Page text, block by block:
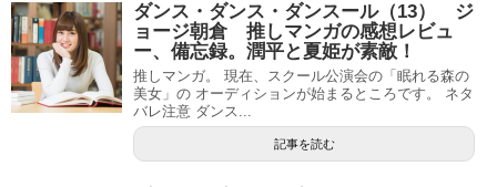
ダンス・ダンス・ダンスール（13） ジ
ョージ朝倉 推しマンガの感想レビュ
ー、備忘録。潤平と夏姫が素敵！
推しマンガ。 現在、スクール公演会の「眠れる森の
美女」の オーディションが始まるところです。 ネタ
バレ注意 ダンス...
記事を読む